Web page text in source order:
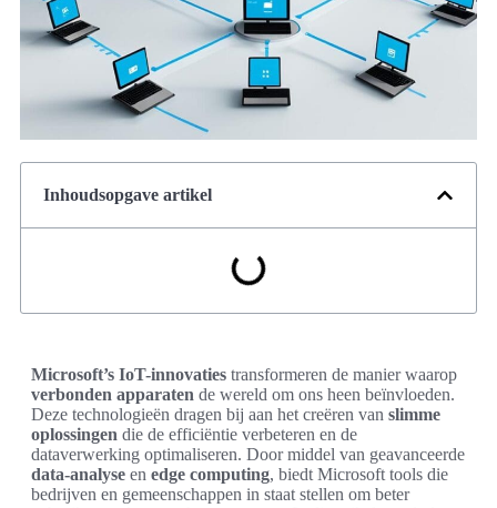
Inhoudsopgave artikel
Microsoft’s IoT-innovaties transformeren de manier waarop
verbonden apparaten de wereld om ons heen beïnvloeden.
Deze technologieën dragen bij aan het creëren van slimme
oplossingen die de efficiëntie verbeteren en de
dataverwerking optimaliseren. Door middel van geavanceerde
data-analyse en edge computing, biedt Microsoft tools die
bedrijven en gemeenschappen in staat stellen om beter